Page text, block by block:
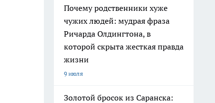
Почему родственники хуже
чужих людей: мудрая фраза
Ричарда Олдингтона, в
которой скрыта жесткая правда
жизни
9 июля
Золотой бросок из Саранска: